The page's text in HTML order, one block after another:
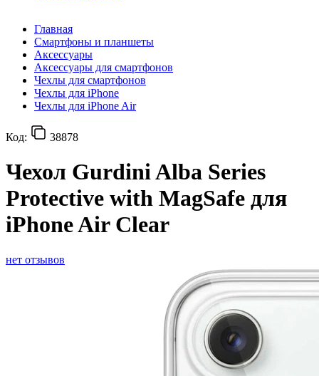
Главная
Смартфоны и планшеты
Аксессуары
Аксессуары для смартфонов
Чехлы для смартфонов
Чехлы для iPhone
Чехлы для iPhone Air
Код: 38878
Чехол Gurdini Alba Series
Protective with MagSafe для
iPhone Air Clear
нет отзывов